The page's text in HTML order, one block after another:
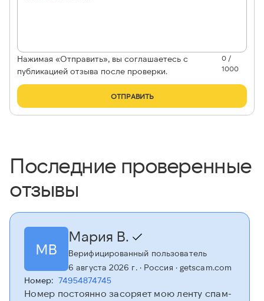
Нажимая «Отправить», вы соглашаетесь с
публикацией отзыва после проверки.
0 /
1000
ОТПРАВИТЬ
Последние проверенные
отзывы
МВ
Мария В.
Верифицированный пользователь
6 августа 2026 г.· Россия · getscam.com
Номер: 74954874745
Номер постоянно засоряет мою ленту спам-